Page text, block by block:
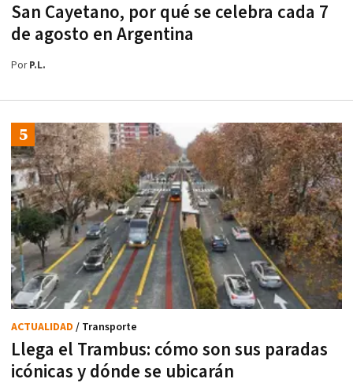
San Cayetano, por qué se celebra cada 7
de agosto en Argentina
PorP.L.
Llega el Trambus: cómo son sus paradas
icónicas y dónde se ubicarán
ACTUALIDAD / Transporte